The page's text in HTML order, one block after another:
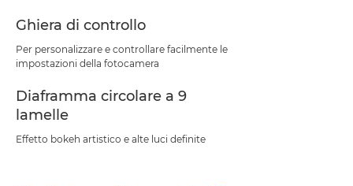
Ghiera di controllo
Per personalizzare e controllare facilmente le
impostazioni della fotocamera
Diaframma circolare a 9
lamelle
Effetto bokeh artistico e alte luci definite